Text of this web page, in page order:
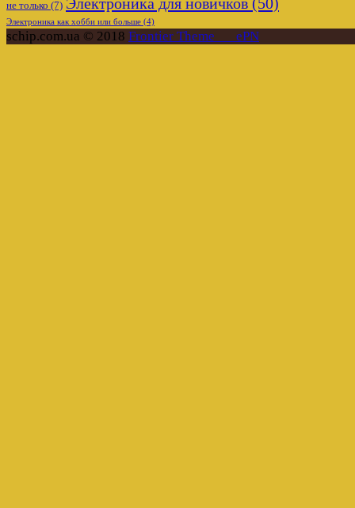
не только (7)
Электроника как хобби или больше (4)
schip.com.ua © 2018 Frontier Theme___ePN